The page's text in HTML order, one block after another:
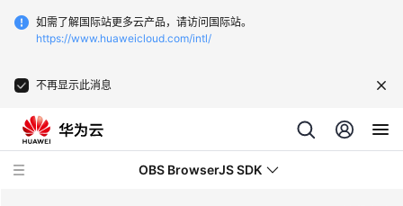
如需了解国际站更多云产品，请访问国际站。
https://www.huaweicloud.com/intl/
不再显示此消息
OBS BrowserJS SDK